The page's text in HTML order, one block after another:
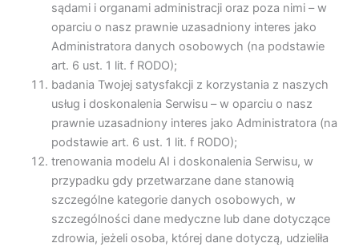
sądami i organami administracji oraz poza nimi – w
oparciu o nasz prawnie uzasadniony interes jako
Administratora danych osobowych (na podstawie
art. 6 ust. 1 lit. f RODO);
badania Twojej satysfakcji z korzystania z naszych
usług i doskonalenia Serwisu – w oparciu o nasz
prawnie uzasadniony interes jako Administratora (na
podstawie art. 6 ust. 1 lit. f RODO);
trenowania modelu AI i doskonalenia Serwisu, w
przypadku gdy przetwarzane dane stanowią
szczególne kategorie danych osobowych, w
szczególności dane medyczne lub dane dotyczące
zdrowia, jeżeli osoba, której dane dotyczą, udzieliła